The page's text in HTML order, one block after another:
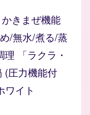
きまぜ機能
/無水/煮る/蒸
「ラクラ・
(圧力機能付
ワイト